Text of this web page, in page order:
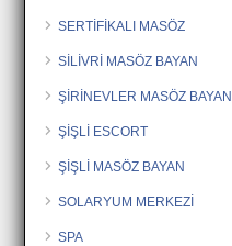
SERTİFİKALI MASÖZ
SİLİVRİ MASÖZ BAYAN
ŞİRİNEVLER MASÖZ BAYAN
ŞİŞLİ ESCORT
ŞİŞLİ MASÖZ BAYAN
SOLARYUM MERKEZİ
SPA